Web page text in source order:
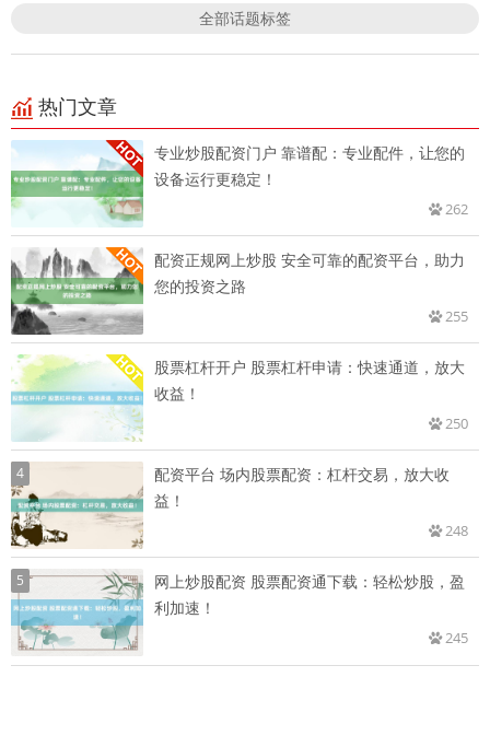
全部话题标签
热门文章
专业炒股配资门户 靠谱配：专业配件，让您的
设备运行更稳定！
262
配资正规网上炒股 安全可靠的配资平台，助力
您的投资之路
255
股票杠杆开户 股票杠杆申请：快速通道，放大
收益！
250
4
配资平台 场内股票配资：杠杆交易，放大收
益！
248
5
网上炒股配资 股票配资通下载：轻松炒股，盈
利加速！
245